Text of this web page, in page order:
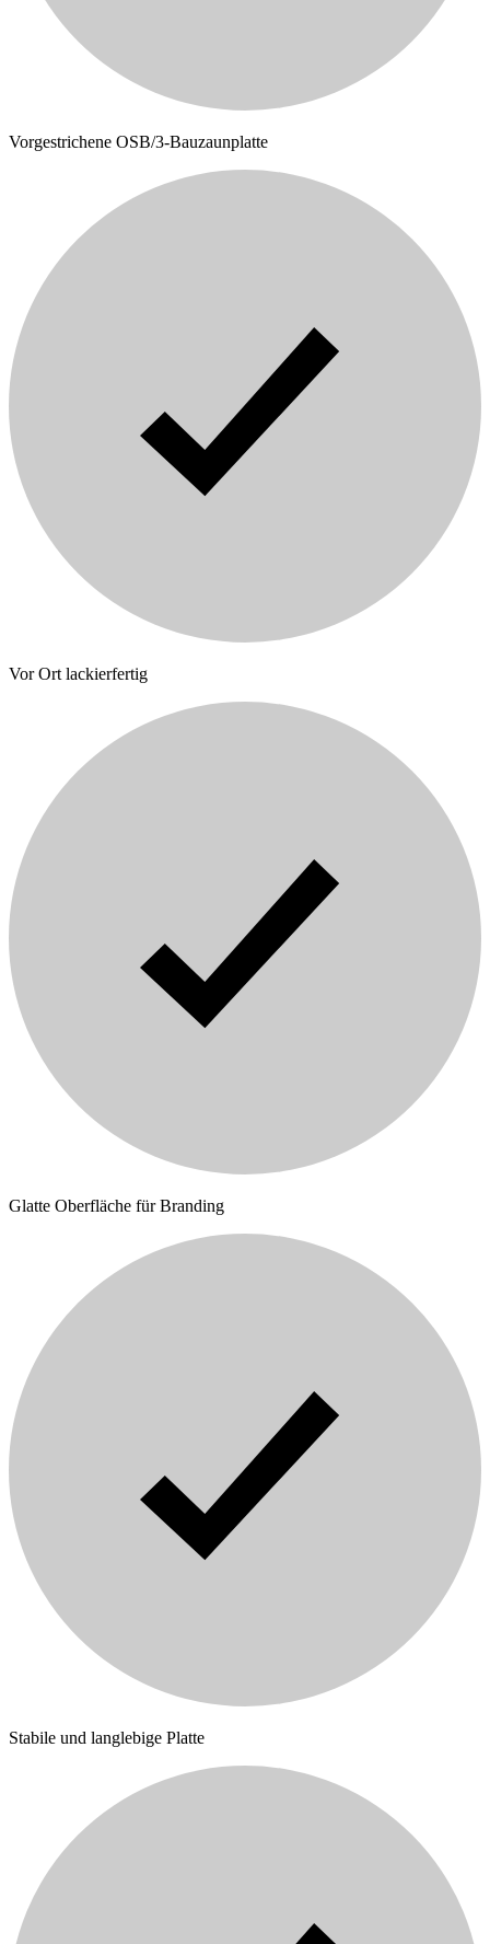
Vorgestrichene OSB/3-Bauzaunplatte
Vor Ort lackierfertig
Glatte Oberfläche für Branding
Stabile und langlebige Platte